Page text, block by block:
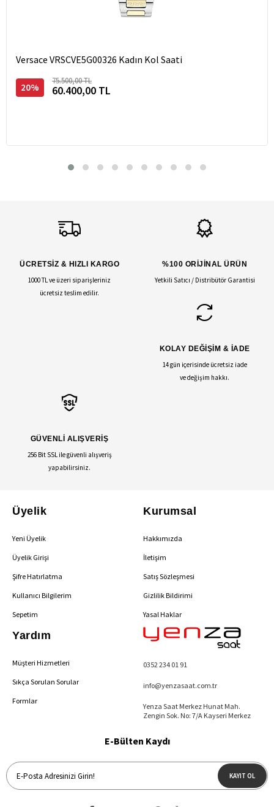
Versace VRSCVE5G00326 Kadın Kol Saati
20%
75.500,00 TL
60.400,00 TL
ÜCRETSİZ & HIZLI KARGO
1000 TL ve üzeri siparişleriniz
ücretsiz teslim edilir.
%100 ORİJİNAL ÜRÜN
Yetkili Satıcı / Distribütör Garantisi
KOLAY DEĞİŞİM & İADE
14 gün içerisinde ücretsiz iade
ve değişim hakkı.
GÜVENLİ ALIŞVERİŞ
256 Bit SSL ile güvenli alışveriş
yapabilirsiniz.
Üyelik
Yeni Üyelik
Üyelik Girişi
Şifre Hatırlatma
Kullanıcı Bilgilerim
Sepetim
Kurumsal
Hakkımızda
İletişim
Satış Sözleşmesi
Gizlilik Bildirimi
Yasal Haklar
Yardım
Müşteri Hizmetleri
Sıkça Sorulan Sorular
Formlar
0352 234 01 91
info@yenzasaat.com.tr
Yenza Saat Merkez Hunat Mah.
Zengin Sok. No: 7/A Kayseri Merkez
E-Bülten Kaydı
KAYIT OL